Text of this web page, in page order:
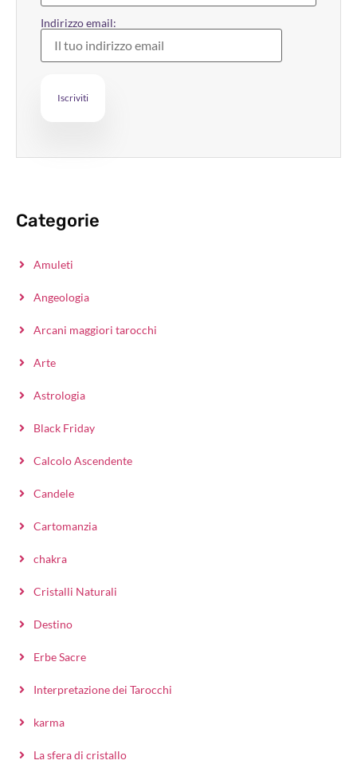
Indirizzo email:
Categorie
Amuleti
Angeologia
Arcani maggiori tarocchi
Arte
Astrologia
Black Friday
Calcolo Ascendente
Candele
Cartomanzia
chakra
Cristalli Naturali
Destino
Erbe Sacre
Interpretazione dei Tarocchi
karma
La sfera di cristallo